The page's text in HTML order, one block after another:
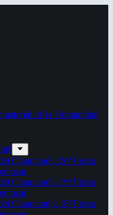
de la Humanidad
Chamamé y 20ª Fiesta
Chamamé y 19ª Fiesta
Chamamé y 18ª Fiesta